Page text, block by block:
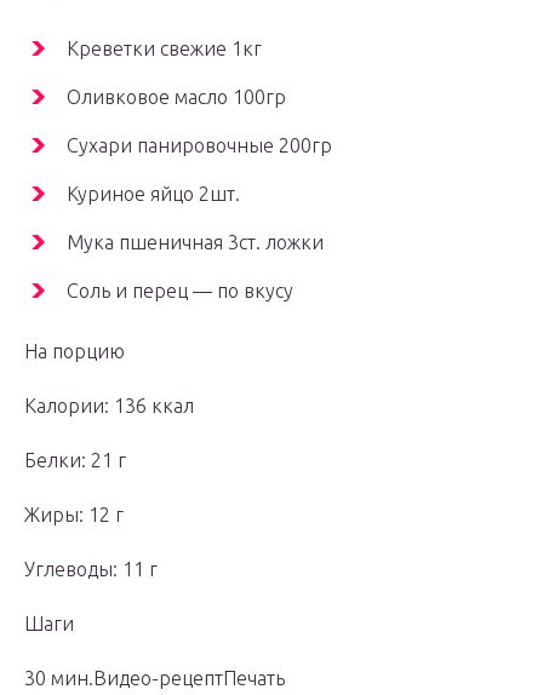
Креветки свежие 1кг
Оливковое масло 100гр
Сухари панировочные 200гр
Куриное яйцо 2шт.
Мука пшеничная 3ст. ложки
Соль и перец — по вкусу
На порцию
Калории: 136 ккал
Белки: 21 г
Жиры: 12 г
Углеводы: 11 г
Шаги
30 мин.Видео-рецептПечать